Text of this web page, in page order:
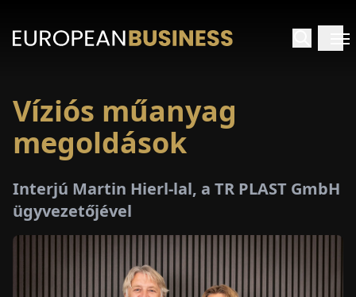
Víziós műanyag
megoldások
Interjú Martin Hierl-lal, a TR PLAST GmbH
ügyvezetőjével